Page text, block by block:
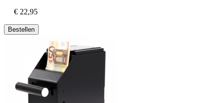
€ 22,95
Bestellen